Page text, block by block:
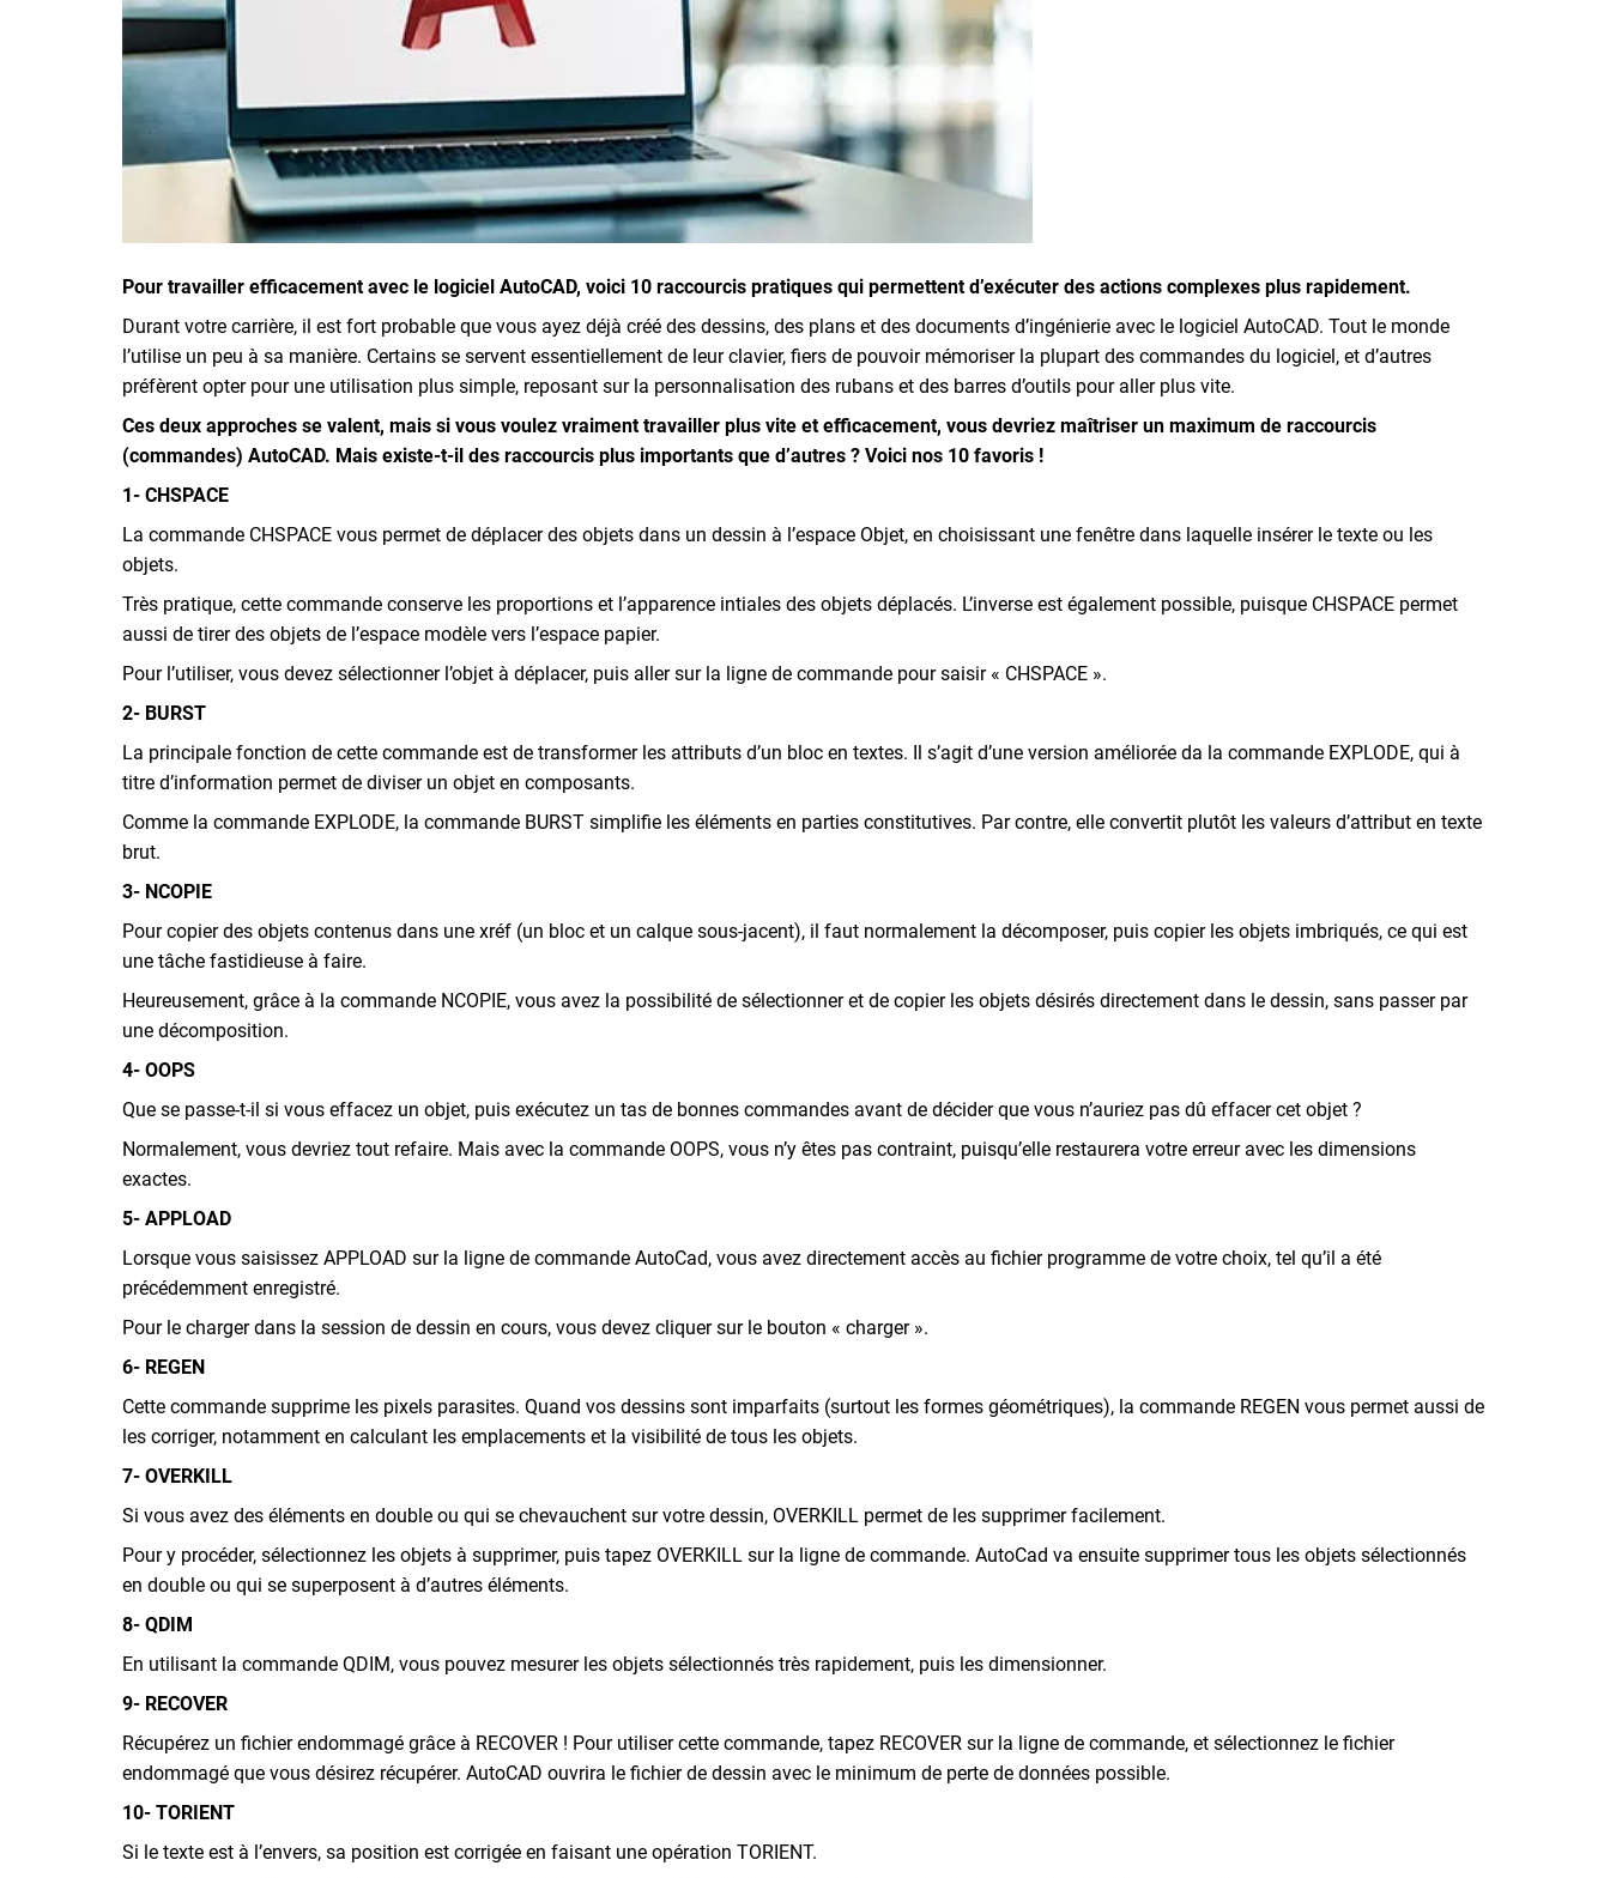
Inscrivez-vous à l'infolettre
Employeurs
Publiez une offre d'emploi
Pour travailler efficacement avec le logiciel AutoCAD, voici 10 raccourcis pratiques qui permettent d’exécuter des actions complexes plus rapidement.
Durant votre carrière, il est fort probable que vous ayez déjà créé des dessins, des plans et des documents d’ingénierie avec le logiciel AutoCAD. Tout le monde
l’utilise un peu à sa manière. Certains se servent essentiellement de leur clavier, fiers de pouvoir mémoriser la plupart des commandes du logiciel, et d’autres
préfèrent opter pour une utilisation plus simple, reposant sur la personnalisation des rubans et des barres d’outils pour aller plus vite.
Ces deux approches se valent, mais si vous voulez vraiment travailler plus vite et efficacement, vous devriez maîtriser un maximum de raccourcis
(commandes) AutoCAD. Mais existe-t-il des raccourcis plus importants que d’autres ? Voici nos 10 favoris !
1- CHSPACE
La commande CHSPACE vous permet de déplacer des objets dans un dessin à l’espace Objet, en choisissant une fenêtre dans laquelle insérer le texte ou les
objets.
Très pratique, cette commande conserve les proportions et l’apparence intiales des objets déplacés. L’inverse est également possible, puisque CHSPACE permet
aussi de tirer des objets de l’espace modèle vers l’espace papier.
Pour l’utiliser, vous devez sélectionner l’objet à déplacer, puis aller sur la ligne de commande pour saisir « CHSPACE ».
2- BURST
La principale fonction de cette commande est de transformer les attributs d’un bloc en textes. Il s’agit d’une version améliorée da la commande EXPLODE, qui à
titre d’information permet de diviser un objet en composants.
Comme la commande EXPLODE, la commande BURST simplifie les éléments en parties constitutives. Par contre, elle convertit plutôt les valeurs d’attribut en texte
brut.
3- NCOPIE
Pour copier des objets contenus dans une xréf (un bloc et un calque sous-jacent), il faut normalement la décomposer, puis copier les objets imbriqués, ce qui est
une tâche fastidieuse à faire.
Heureusement, grâce à la commande NCOPIE, vous avez la possibilité de sélectionner et de copier les objets désirés directement dans le dessin, sans passer par
une décomposition.
4- OOPS
Que se passe-t-il si vous effacez un objet, puis exécutez un tas de bonnes commandes avant de décider que vous n’auriez pas dû effacer cet objet ?
Normalement, vous devriez tout refaire. Mais avec la commande OOPS, vous n’y êtes pas contraint, puisqu’elle restaurera votre erreur avec les dimensions
exactes.
5- APPLOAD
Lorsque vous saisissez APPLOAD sur la ligne de commande AutoCad, vous avez directement accès au fichier programme de votre choix, tel qu’il a été
précédemment enregistré.
Pour le charger dans la session de dessin en cours, vous devez cliquer sur le bouton « charger ».
6- REGEN
Cette commande supprime les pixels parasites. Quand vos dessins sont imparfaits (surtout les formes géométriques), la commande REGEN vous permet aussi de
les corriger, notamment en calculant les emplacements et la visibilité de tous les objets.
7- OVERKILL
Si vous avez des éléments en double ou qui se chevauchent sur votre dessin, OVERKILL permet de les supprimer facilement.
Pour y procéder, sélectionnez les objets à supprimer, puis tapez OVERKILL sur la ligne de commande. AutoCad va ensuite supprimer tous les objets sélectionnés
en double ou qui se superposent à d’autres éléments.
8- QDIM
En utilisant la commande QDIM, vous pouvez mesurer les objets sélectionnés très rapidement, puis les dimensionner.
9- RECOVER
Récupérez un fichier endommagé grâce à RECOVER ! Pour utiliser cette commande, tapez RECOVER sur la ligne de commande, et sélectionnez le fichier
endommagé que vous désirez récupérer. AutoCAD ouvrira le fichier de dessin avec le minimum de perte de données possible.
10- TORIENT
Si le texte est à l’envers, sa position est corrigée en faisant une opération TORIENT.